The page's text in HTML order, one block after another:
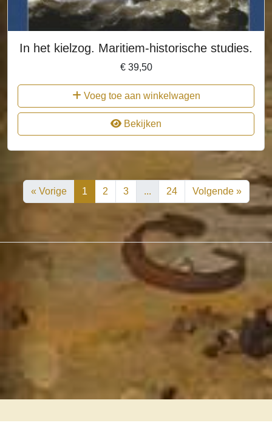
In het kielzog. Maritiem-historische studies.
€39,50
Voeg toe aan winkelwagen
Bekijken
« Vorige 1 2 3 ... 24 Volgende »